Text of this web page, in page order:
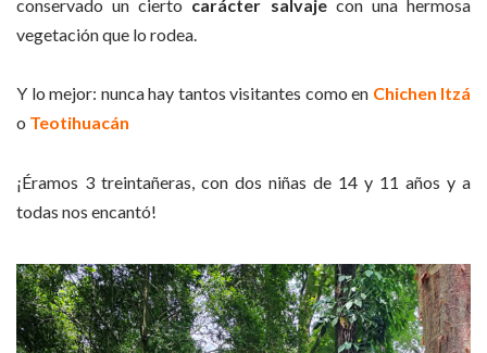
conservado un cierto carácter salvajecon una hermosa
vegetación que lo rodea.
Y lo mejor: nunca hay tantos visitantes como en Chichen Itzá
o Teotihuacán
¡Éramos 3 treintañeras, con dos niñas de 14 y 11 años y a
todas nos encantó!